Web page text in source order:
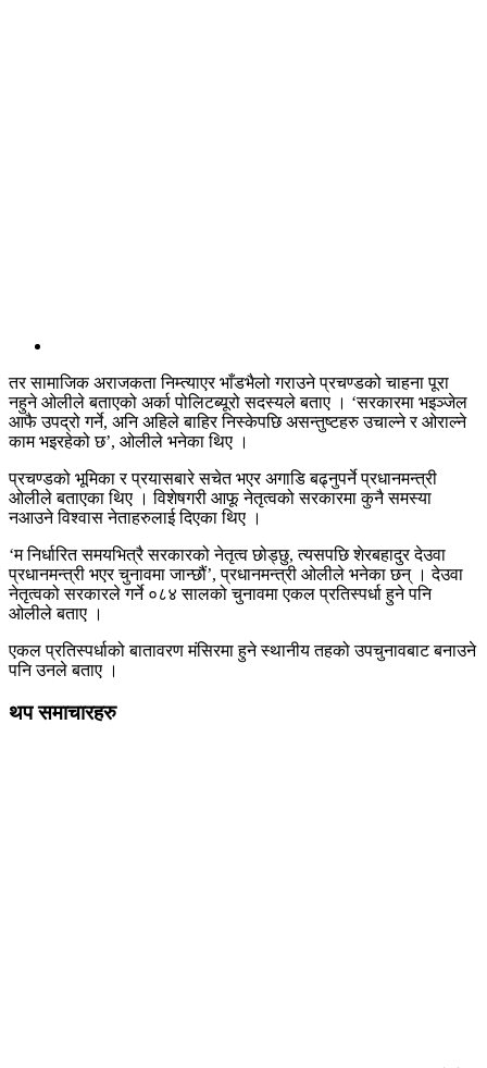
तर सामाजिक अराजकता निम्त्याएर भाँडभैलो गराउने प्रचण्डको चाहना पूरा
नहुने ओलीले बताएको अर्का पोलिटब्यूरो सदस्यले बताए । ‘सरकारमा भइञ्जेल
आफै उपद्रो गर्ने, अनि अहिले बाहिर निस्केपछि असन्तुष्टहरु उचाल्ने र ओराल्ने
काम भइरहेको छ’, ओलीले भनेका थिए ।
प्रचण्डको भूमिका र प्रयासबारे सचेत भएर अगाडि बढ्नुपर्ने प्रधानमन्त्री
ओलीले बताएका थिए । विशेषगरी आफू नेतृत्वको सरकारमा कुनै समस्या
नआउने विश्वास नेताहरुलाई दिएका थिए ।
‘म निर्धारित समयभित्रै सरकारको नेतृत्व छोड्छु, त्यसपछि शेरबहादुर देउवा
प्रधानमन्त्री भएर चुनावमा जान्छौं’, प्रधानमन्त्री ओलीले भनेका छन् । देउवा
नेतृत्वको सरकारले गर्ने ०८४ सालको चुनावमा एकल प्रतिस्पर्धा हुने पनि
ओलीले बताए ।
एकल प्रतिस्पर्धाको बातावरण मंसिरमा हुने स्थानीय तहको उपचुनावबाट बनाउने
पनि उनले बताए ।
थप समाचारहरु